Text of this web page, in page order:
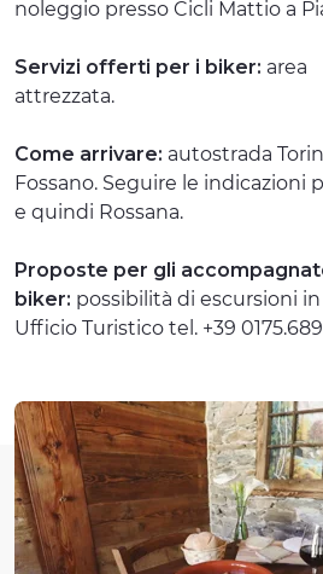
noleggio presso Cicli Mattio a
Servizi offerti per i biker: area
attrezzata.
Come arrivare: autostrada
Fossano. Seguire le indicazioni
e quindi Rossana.
Proposte per gli
biker: possibilità di escursioni in
Ufficio Turistico tel. +39